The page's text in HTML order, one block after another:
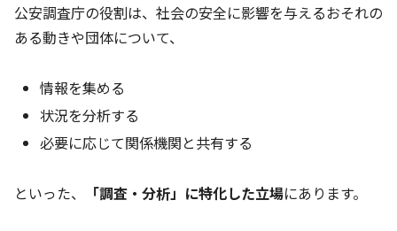
公安調査庁の役割は、社会の安全に影響を与えるおそれの
ある動きや団体について、
情報を集める
状況を分析する
必要に応じて関係機関と共有する
といった、 「調査・分析」に特化した立場にあります。